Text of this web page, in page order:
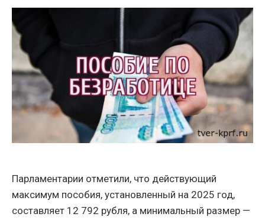
Парламентарии отметили, что действующий
максимум пособия, установленный на 2025 год,
составляет 12 792 рубля, а минимальный размер —